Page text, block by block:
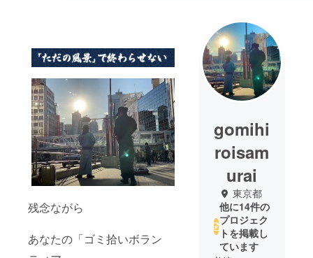
残念ながら
あなたの「ゴミ拾いボラン
gomihi
roisam
urai
東京都
他に14件の
プロジェク
トを掲載し
ています